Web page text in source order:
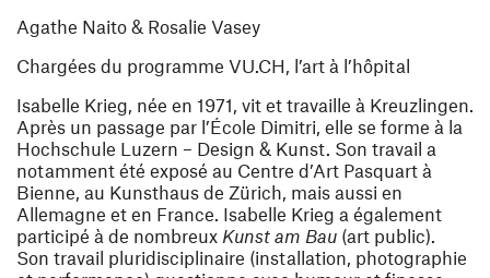
Agathe Naito & Rosalie Vasey
Chargées du programme VU.CH, l’art à l’hôpital
Isabelle Krieg, née en 1971, vit et travaille à Kreuzlingen.
Après un passage par l’École Dimitri, elle se forme à la
Hochschule Luzern – Design & Kunst. Son travail a
notamment été exposé au Centre d’Art Pasquart à
Bienne, au Kunsthaus de Zürich, mais aussi en
Allemagne et en France. Isabelle Krieg a également
participé à de nombreux Kunst am Bau (art public).
Son travail pluridisciplinaire (installation, photographie